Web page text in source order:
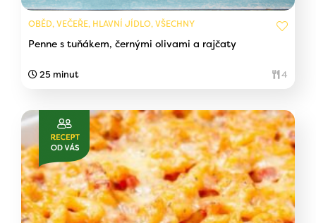
OBĚD, VEČEŘE, HLAVNÍ JÍDLO, VŠECHNY
Penne s tuňákem, černými olivami a rajčaty
25 minut 4